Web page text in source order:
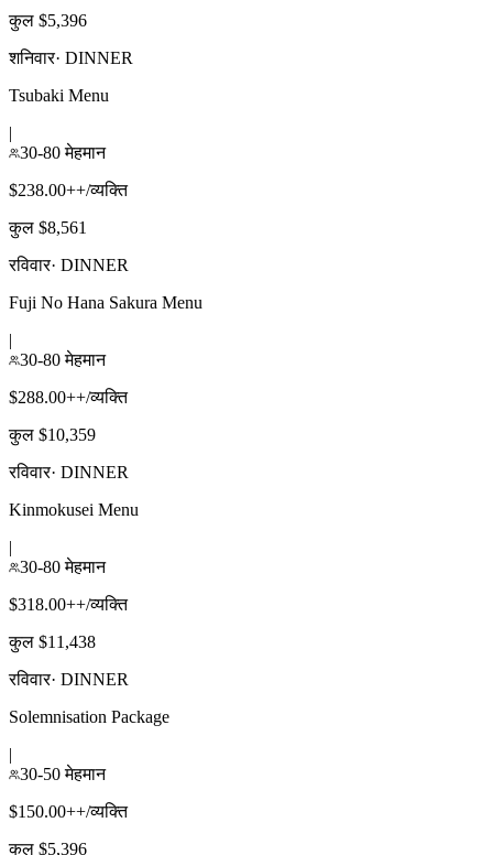
कुल $5,396
शनिवार· DINNER
Tsubaki Menu
|
30-80 मेहमान
$238.00++/व्यक्ति
कुल $8,561
रविवार· DINNER
Fuji No Hana Sakura Menu
|
30-80 मेहमान
$288.00++/व्यक्ति
कुल $10,359
रविवार· DINNER
Kinmokusei Menu
|
30-80 मेहमान
$318.00++/व्यक्ति
कुल $11,438
रविवार· DINNER
Solemnisation Package
|
30-50 मेहमान
$150.00++/व्यक्ति
कुल $5,396